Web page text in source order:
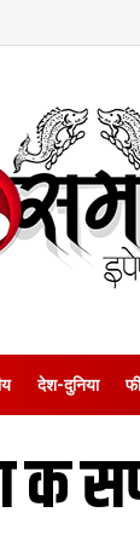
देश-दुनिया
क